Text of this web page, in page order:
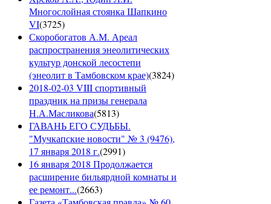
Многослойная стоянка Шапкино
VI(3725)
Скоробогатов А.М. Ареал
распространения энеолитических
культур донской лесостепи
(энеолит в Тамбовском крае)(3824)
2018-02-03 VIII спортивный
праздник на призы генерала
Н.А.Масликова(5813)
ГАВАНЬ ЕГО СУДЬБЫ.
"Мучкапские новости" № 3 (9476),
17 января 2018 г.(2991)
16 января 2018 Продолжается
расширение бильярдной комнаты и
ее ремонт...(2663)